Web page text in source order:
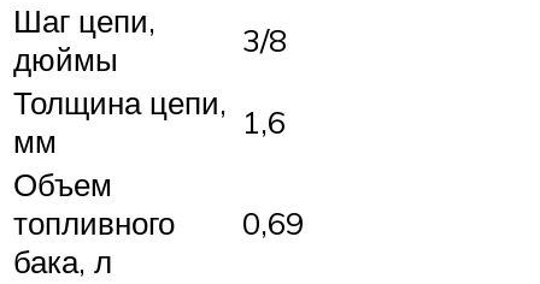
Шаг цепи,
дюймы
3/8
Толщина цепи,
мм
1,6
Объем
топливного
бака, л
0,69